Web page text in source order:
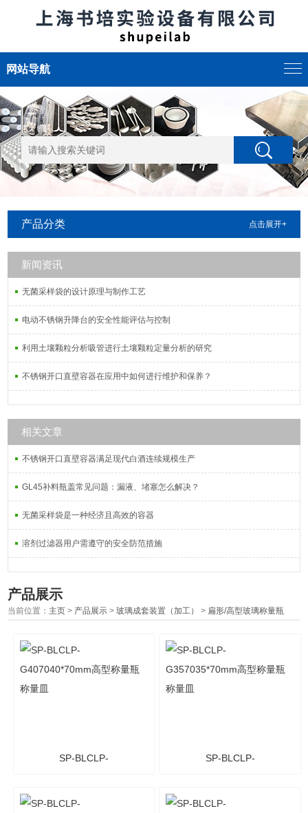
网站导航
产品分类 点击展开+
新闻资讯
无菌采样袋的设计原理与制作工艺
电动不锈钢升降台的安全性能评估与控制
利用土壤颗粒分析吸管进行土壤颗粒定量分析的研究
不锈钢开口直壁容器在应用中如何进行维护和保养？
相关文章
不锈钢开口直壁容器满足现代白酒连续规模生产
GL45补料瓶盖常见问题：漏液、堵塞怎么解决？
无菌采样袋是一种经济且高效的容器
溶剂过滤器用户需遵守的安全防范措施
产品展示
当前位置： 主页 > 产品展示 >玻璃成套装置（加工） > 扁形/高型玻璃称量瓶
SP-BLCLP- SP-BLCLP-